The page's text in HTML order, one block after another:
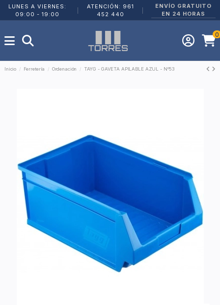
LUNES A VIERNES:
09:00 - 19:00
ATENCIÓN: 961
452 440
ENVÍO GRATUITO
EN 24 HORAS
0
Inicio Ferretería Ordenación TAYG - GAVETA APILABLE AZUL - Nº53